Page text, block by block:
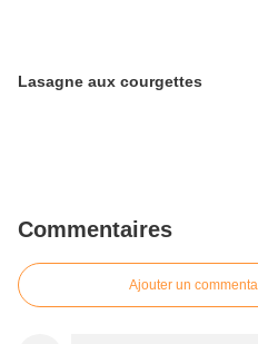
Lasagne aux courgettes
Commentaires
Ajouter un